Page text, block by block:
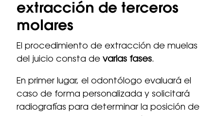
extracción de terceros
molares
El procedimiento de extracción de muelas
del juicio consta de varias fases.
En primer lugar, el odontólogo evaluará el
caso de forma personalizada y solicitará
radiografías para determinar la posición de